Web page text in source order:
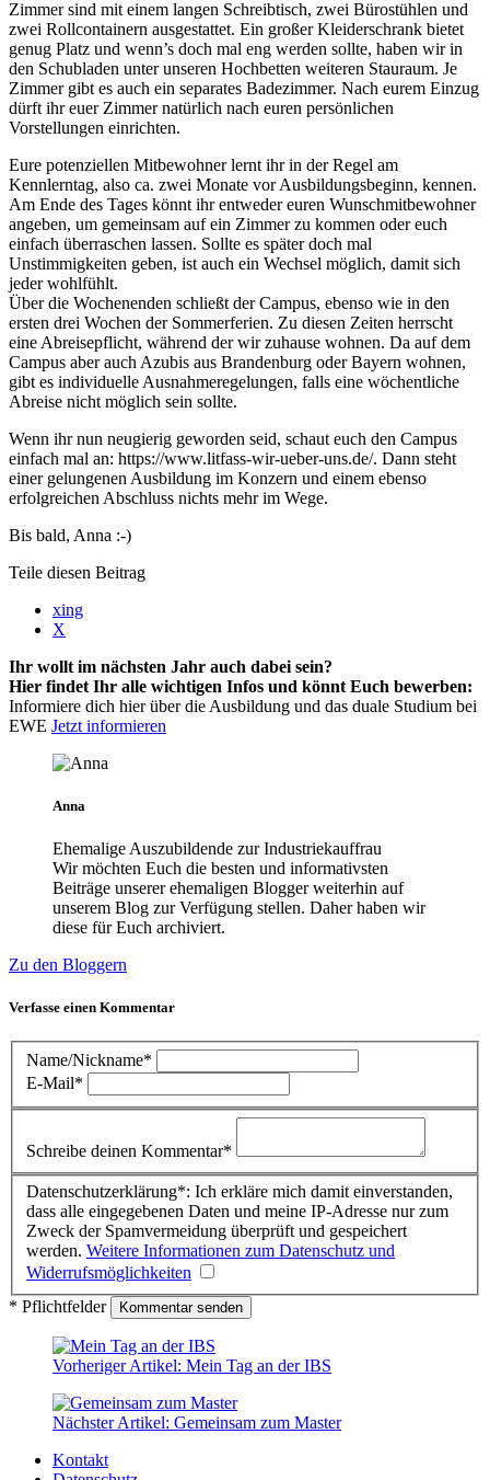
Zimmer sind mit einem langen Schreibtisch, zwei Bürostühlen und
zwei Rollcontainern ausgestattet. Ein großer Kleiderschrank bietet
genug Platz und wenn’s doch mal eng werden sollte, haben wir in
den Schubladen unter unseren Hochbetten weiteren Stauraum. Je
Zimmer gibt es auch ein separates Badezimmer. Nach eurem Einzug
dürft ihr euer Zimmer natürlich nach euren persönlichen
Vorstellungen einrichten.
Eure potenziellen Mitbewohner lernt ihr in der Regel am
Kennlerntag, also ca. zwei Monate vor Ausbildungsbeginn, kennen.
Am Ende des Tages könnt ihr entweder euren Wunschmitbewohner
angeben, um gemeinsam auf ein Zimmer zu kommen oder euch
einfach überraschen lassen. Sollte es später doch mal
Unstimmigkeiten geben, ist auch ein Wechsel möglich, damit sich
jeder wohlfühlt.
Über die Wochenenden schließt der Campus, ebenso wie in den
ersten drei Wochen der Sommerferien. Zu diesen Zeiten herrscht
eine Abreisepflicht, während der wir zuhause wohnen. Da auf dem
Campus aber auch Azubis aus Brandenburg oder Bayern wohnen,
gibt es individuelle Ausnahmeregelungen, falls eine wöchentliche
Abreise nicht möglich sein sollte.
Wenn ihr nun neugierig geworden seid, schaut euch den Campus
einfach mal an: https://www.litfass-wir-ueber-uns.de/. Dann steht
einer gelungenen Ausbildung im Konzern und einem ebenso
erfolgreichen Abschluss nichts mehr im Wege.
Bis bald, Anna :-)
Teile diesen Beitrag
xing
X
Ihr wollt im nächsten Jahr auch dabei sein?
Hier findet Ihr alle wichtigen Infos und könnt Euch bewerben:
Informiere dich hier über die Ausbildung und das duale Studium bei
EWE Jetzt informieren
Anna
Ehemalige Auszubildende zur Industriekauffrau
Wir möchten Euch die besten und informativsten
Beiträge unserer ehemaligen Blogger weiterhin auf
unserem Blog zur Verfügung stellen. Daher haben wir
diese für Euch archiviert.
Zu den Bloggern
Verfasse einen Kommentar
Name/Nickname*
E-Mail*
Schreibe deinen Kommentar*
Datenschutzerklärung*: Ich erkläre mich damit einverstanden,
dass alle eingegebenen Daten und meine IP-Adresse nur zum
Zweck der Spamvermeidung überprüft und gespeichert
werden. Weitere Informationen zum Datenschutz und
Widerrufsmöglichkeiten
* Pflichtfelder
Vorheriger Artikel: Mein Tag an der IBS
Nächster Artikel: Gemeinsam zum Master
Kontakt